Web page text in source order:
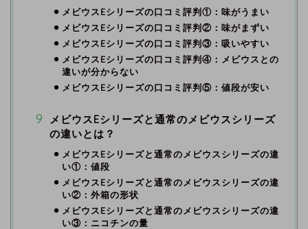
メビウスEシリーズの口コミ評判①：味がうまい
メビウスEシリーズの口コミ評判②：味がまずい
メビウスEシリーズの口コミ評判③：吸いやすい
メビウスEシリーズの口コミ評判④：メビウスとの
違いが分からない
メビウスEシリーズの口コミ評判⑤：値段が安い
メビウスEシリーズと通常のメビウスシリーズ
の違いとは？
メビウスEシリーズと通常のメビウスシリーズの違
い①：値段
メビウスEシリーズと通常のメビウスシリーズの違
い②：外箱の形状
メビウスEシリーズと通常のメビウスシリーズの違
い③：ニコチンの量